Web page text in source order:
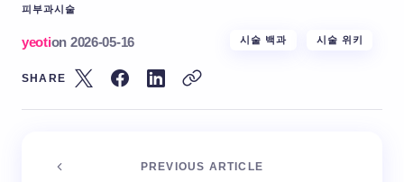
피부과시술
yeotion 2026-05-16 시술 백과 시술 위키
SHARE
PREVIOUS ARTICLE